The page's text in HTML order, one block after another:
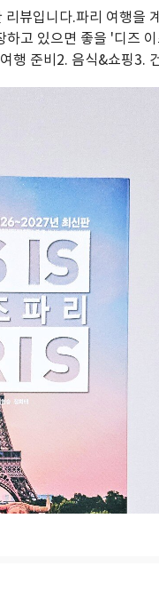
뷰입니다.파리 여행을
하고 있으면 좋을 '디즈
행 준비2. 음식&쇼핑3.